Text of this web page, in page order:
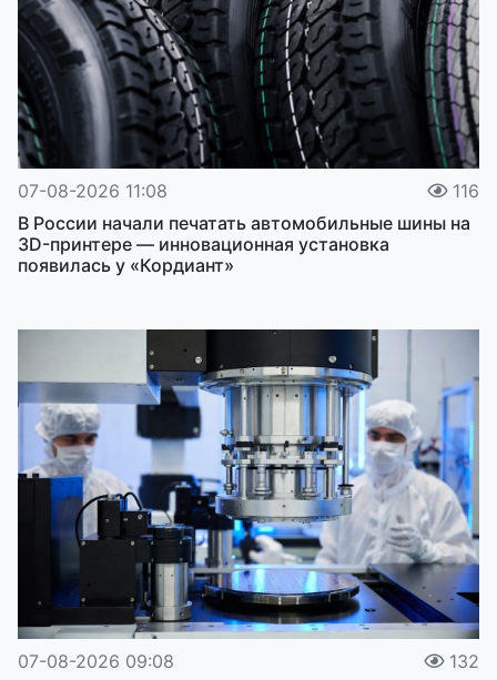
07-08-2026 11:08
116
В России начали печатать автомобильные шины на
3D-принтере — инновационная установка
появилась у «Кордиант»
07-08-2026 09:08
132